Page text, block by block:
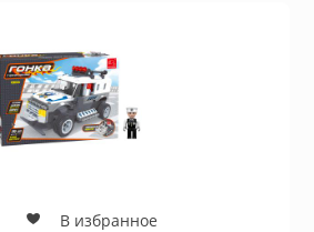
В избранное